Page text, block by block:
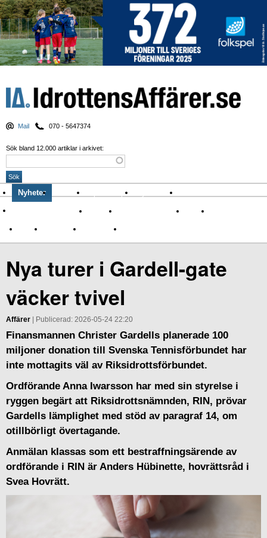
Mail 070 - 5647374
Sök bland 12.000 artiklar i arkivet:
Nyheter Krönikor Sport & spel Nyhetsbrev
Om Idrottens Affärer
Affärer I spåren av Corona Arena
Namn Sponsring TV-nyheter
Nya turer i Gardell-gate
väcker tvivel
Affärer | Publicerad: 2026-05-24 22:20
Finansmannen Christer Gardells planerade 100
miljoner donation till Svenska Tennisförbundet har
inte mottagits väl av Riksidrottsförbundet.
Ordförande Anna Iwarsson har med sin styrelse i
ryggen begärt att Riksidrottsnämnden, RIN, prövar
Gardells lämplighet med stöd av paragraf 14, om
otillbörligt övertagande.
Anmälan klassas som ett bestraffningsärende av
ordförande i RIN är Anders Hübinette, hovrättsråd i
Svea Hovrätt.